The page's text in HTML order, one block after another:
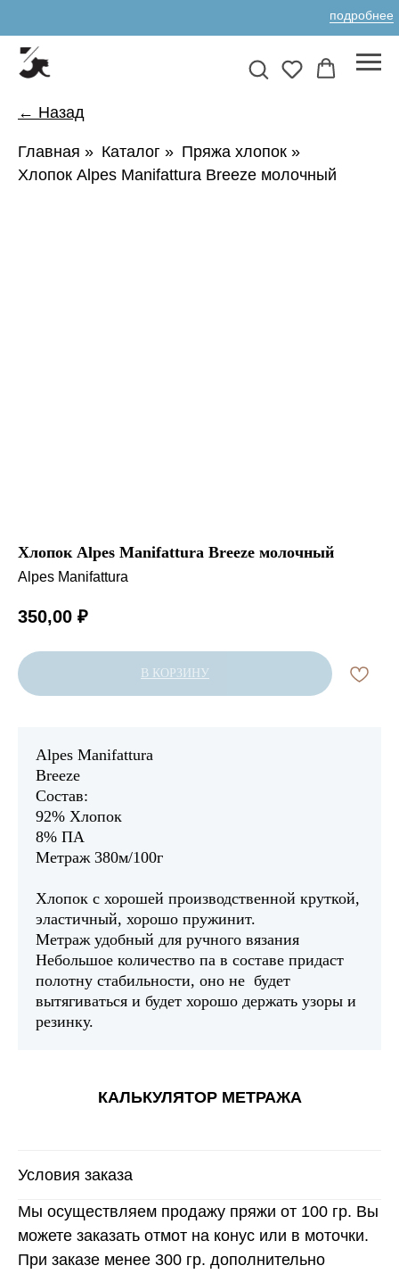
подробнее
← Назад
Главная » Каталог » Пряжа хлопок »
Хлопок Alpes Manifattura Breeze молочный
Хлопок Alpes Manifattura Breeze молочный
Alpes Manifattura
350,00 ₽
В КОРЗИНУ
Alpes Manifattura
Breeze
Состав:
92% Хлопок
8% ПА
Метраж 380м/100г
Хлопок с хорошей производственной круткой,
эластичный, хорошо пружинит.
Метраж удобный для ручного вязания
Небольшое количество па в составе придаст
полотну стабильности, оно не будет
вытягиваться и будет хорошо держать узоры и
резинку.
КАЛЬКУЛЯТОР МЕТРАЖА
Условия заказа
Мы осуществляем продажу пряжи от 100 гр. Вы
можете заказать отмот на конус или в моточки.
При заказе менее 300 гр. дополнительно